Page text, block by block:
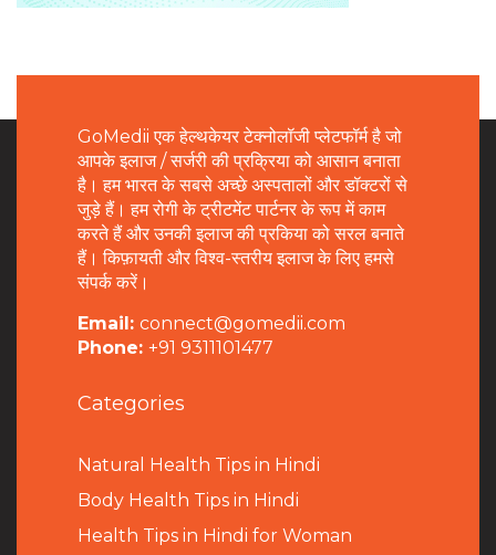
GoMedii एक हेल्थकेयर टेक्नोलॉजी प्लेटफॉर्म है जो
आपके इलाज / सर्जरी की प्रक्रिया को आसान बनाता
है। हम भारत के सबसे अच्छे अस्पतालों और डॉक्टरों से
जुड़े हैं। हम रोगी के ट्रीटमेंट पार्टनर के रूप में काम
करते हैं और उनकी इलाज की प्रकिया को सरल बनाते
हैं। किफ़ायती और विश्व-स्तरीय इलाज के लिए हमसे
संपर्क करें।
Email: connect@gomedii.com
Phone: +91 9311101477
Categories
Natural Health Tips in Hindi
Body Health Tips in Hindi
Health Tips in Hindi for Woman